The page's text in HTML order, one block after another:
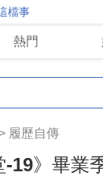
檔事
熱門
> 履歷自傳
-19》畢業